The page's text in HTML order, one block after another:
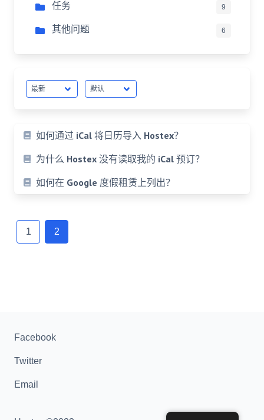
任务 9
其他问题 6
如何通过 iCal 将日历导入 Hostex？
为什么 Hostex 没有读取我的 iCal 预订？
如何在 Google 度假租赁上列出？
导
1 2
Facebook
Twitter
Email